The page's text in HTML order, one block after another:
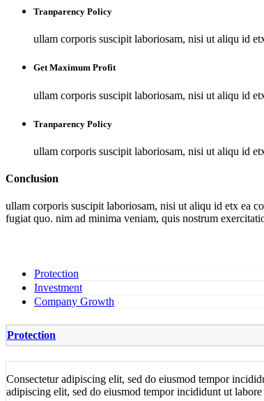
Tranparency Policy
ullam corporis suscipit laboriosam, nisi ut aliqu id
Get Maximum Profit
ullam corporis suscipit laboriosam, nisi ut aliqu id
Tranparency Policy
ullam corporis suscipit laboriosam, nisi ut aliqu id
Conclusion
ullam corporis suscipit laboriosam, nisi ut aliqu id etx ea
fugiat quo. nim ad minima veniam, quis nostrum
Protection
Investment
Company Growth
Protection
Consectetur adipiscing elit, sed do eiusmod tempor
adipiscing elit, sed do eiusmod tempor incididunt ut